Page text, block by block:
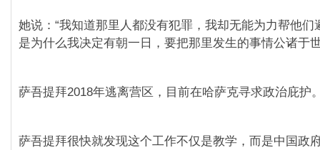
她说：“我知道那里人都没有犯罪，我却无能为力帮他们
是为什么我决定有朝一日，要把那里发生的事情公诸于
萨吾提拜2018年逃离营区，目前在哈萨克寻求政治庇护
萨吾提拜很快就发现这个工作不仅是教学，而是中国政